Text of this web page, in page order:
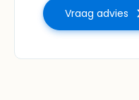
Vraag advies